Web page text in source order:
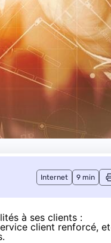
Internet 9 min
à ses clients :
client renforcé,